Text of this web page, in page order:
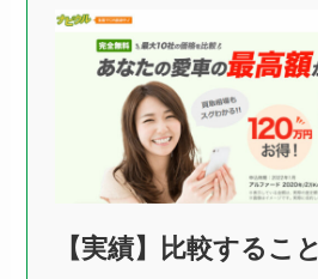
【実績】比較するこ